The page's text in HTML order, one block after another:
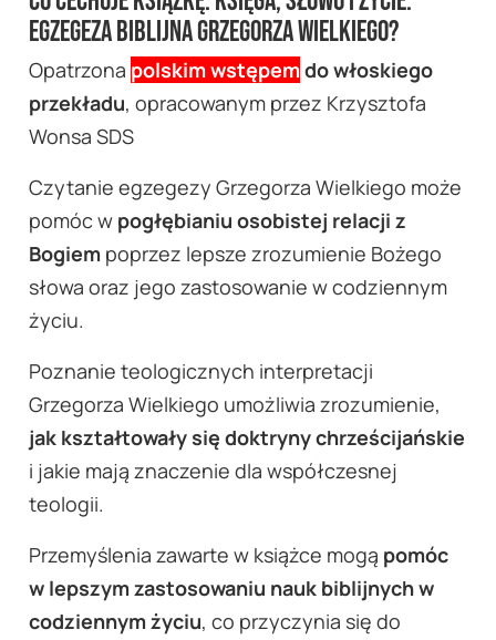
Egzegeza biblijna Grzegorza Wielkiego?
Opatrzona polskim wstępemdo włoskiego
przekładu, opracowanym przez Krzysztofa
Wonsa SDS
Czytanie egzegezy Grzegorza Wielkiego może
pomóc w pogłębianiu osobistej relacji z
Bogiem poprzez lepsze zrozumienie Bożego
słowa oraz jego zastosowanie w codziennym
życiu.
Poznanie teologicznych interpretacji
Grzegorza Wielkiego umożliwia zrozumienie,
jak kształtowały się doktryny chrześcijańskie
i jakie mają znaczenie dla współczesnej
teologii.
Przemyślenia zawarte w książce mogą pomóc
w lepszym zastosowaniu nauk biblijnych w
codziennym życiu, co przyczynia się do